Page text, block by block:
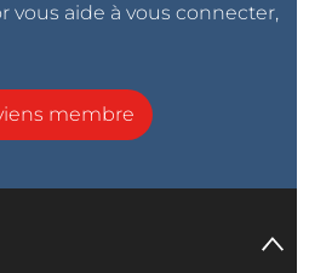
vous aide à vous connecter,
membre